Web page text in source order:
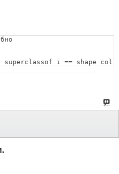
i == shape
i ==
i == BoneGeometry
i == helper
superclassof i == light
i == camera